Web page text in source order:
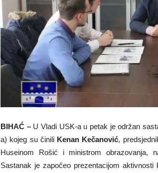
BIHAĆ – U Vladi USK-a u petak je održan
a) kojeg su činili Kenan Kečanović,
Huseinom Rošić i ministrom obrazovanja,
Sastanak je započeo prezentacijom